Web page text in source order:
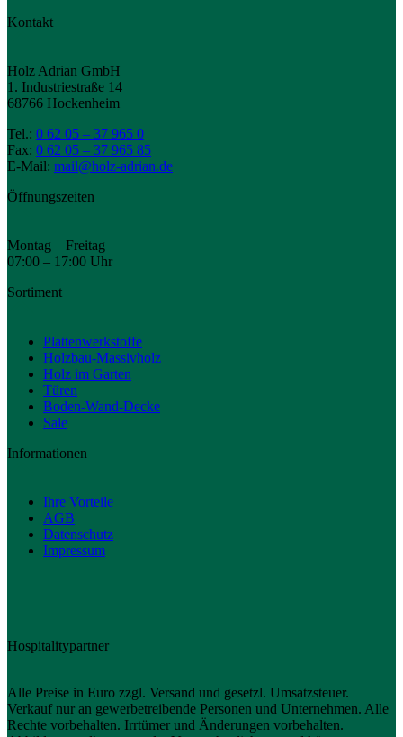
Kontakt
Holz Adrian GmbH
1. Industriestraße 14
68766 Hockenheim
Tel.: 0 62 05 – 37 965 0
Fax: 0 62 05 – 37 965 85
E-Mail: mail@holz-adrian.de
Öffnungszeiten
Montag – Freitag
07:00 – 17:00 Uhr
Sortiment
Plattenwerkstoffe
Holzbau-Massivholz
Holz im Garten
Türen
Boden-Wand-Decke
Sale
Informationen
Ihre Vorteile
AGB
Datenschutz
Impressum
Hospitalitypartner
Alle Preise in Euro zzgl. Versand und gesetzl. Umsatzsteuer.
Verkauf nur an gewerbetreibende Personen und Unternehmen. Alle
Rechte vorbehalten. Irrtümer und Änderungen vorbehalten.